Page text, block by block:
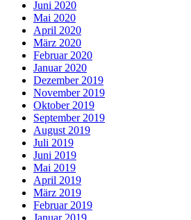
Juni 2020
Mai 2020
April 2020
März 2020
Februar 2020
Januar 2020
Dezember 2019
November 2019
Oktober 2019
September 2019
August 2019
Juli 2019
Juni 2019
Mai 2019
April 2019
März 2019
Februar 2019
Januar 2019